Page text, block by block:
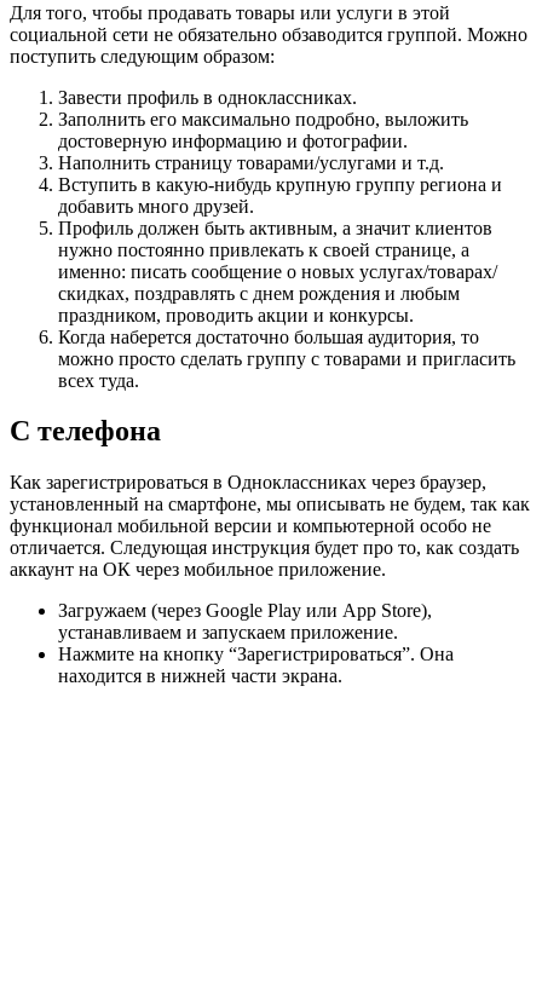
Для того, чтобы продавать товары или услуги в этой
социальной сети не обязательно обзаводится группой. Можно
поступить следующим образом:
Завести профиль в одноклассниках.
Заполнить его максимально подробно, выложить
достоверную информацию и фотографии.
Наполнить страницу товарами/услугами и т.д.
Вступить в какую-нибудь крупную группу региона и
добавить много друзей.
Профиль должен быть активным, а значит клиентов
нужно постоянно привлекать к своей странице, а
именно: писать сообщение о новых услугах/товарах/
скидках, поздравлять с днем рождения и любым
праздником, проводить акции и конкурсы.
Когда наберется достаточно большая аудитория, то
можно просто сделать группу с товарами и пригласить
всех туда.
С телефона
Как зарегистрироваться в Одноклассниках через браузер,
установленный на смартфоне, мы описывать не будем, так как
функционал мобильной версии и компьютерной особо не
отличается. Следующая инструкция будет про то, как создать
аккаунт на ОК через мобильное приложение.
Загружаем (через Google Play или App Store),
устанавливаем и запускаем приложение.
Нажмите на кнопку “Зарегистрироваться”. Она
находится в нижней части экрана.